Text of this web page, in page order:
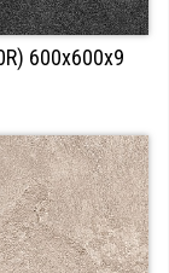
600х600х9